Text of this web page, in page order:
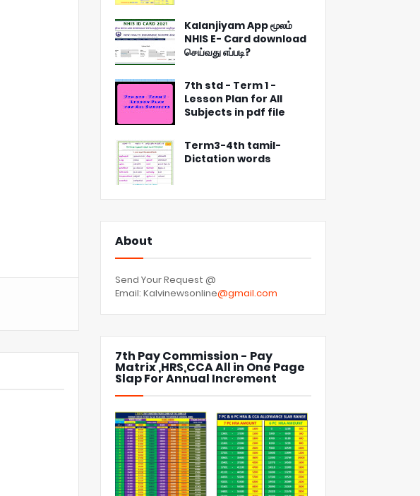
Kalanjiyam App மூலம்
NHIS E- Card download
செய்வது எப்படி?
7th std - Term 1 -
Lesson Plan for All
Subjects in pdf file
Term3-4th tamil-
Dictation words
About
Send Your Request @
Email: Kalvinewsonline@gmail.com
7th Pay Commission - Pay
Matrix ,HRS,CCA All in One Page
Slap For Annual Increment